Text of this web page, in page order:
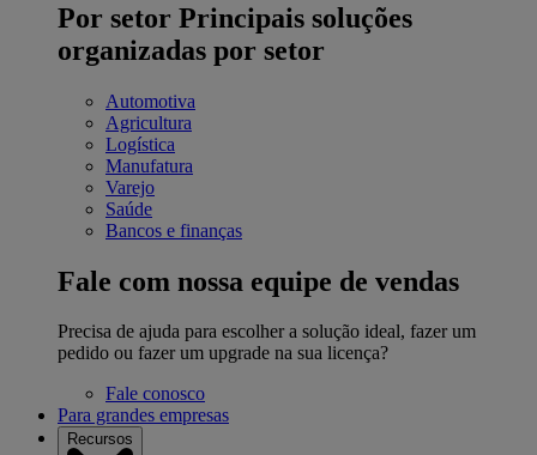
Por setor Principais soluções
organizadas por setor
Automotiva
Agricultura
Logística
Manufatura
Varejo
Saúde
Bancos e finanças
Fale com nossa equipe de vendas
Precisa de ajuda para escolher a solução ideal, fazer um
pedido ou fazer um upgrade na sua licença?
Fale conosco
Para grandes empresas
Recursos